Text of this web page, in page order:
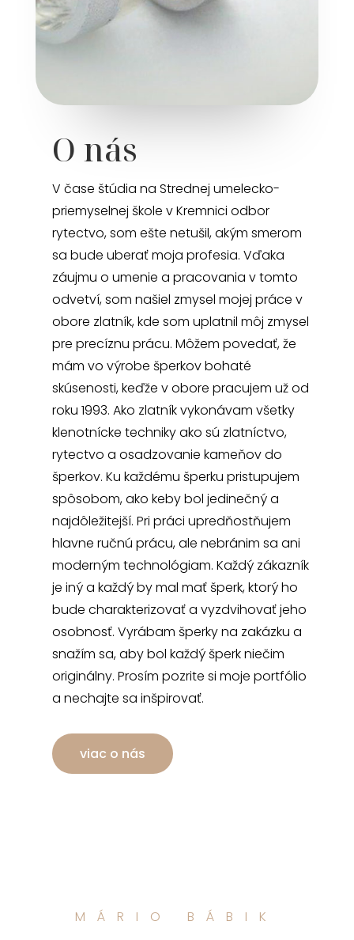
O nás
V čase štúdia na Strednej umelecko-
priemyselnej škole v Kremnici odbor
rytectvo, som ešte netušil, akým smerom
sa bude uberať moja profesia. Vďaka
záujmu o umenie a pracovania v tomto
odvetví, som našiel zmysel mojej práce v
obore zlatník, kde som uplatnil môj zmysel
pre precíznu prácu. Môžem povedať, že
mám vo výrobe šperkov bohaté
skúsenosti, keďže v obore pracujem už od
roku 1993. Ako zlatník vykonávam všetky
klenotnícke techniky ako sú zlatníctvo,
rytectvo a osadzovanie kameňov do
šperkov. Ku každému šperku pristupujem
spôsobom, ako keby bol jedinečný a
najdôležitejší. Pri práci upredňostňujem
hlavne ručnú prácu, ale nebránim sa ani
moderným technológiam. Každý zákazník
je iný a každý by mal mať šperk, ktorý ho
bude charakterizovať a vyzdvihovať jeho
osobnosť. Vyrábam šperky na zakázku a
snažím sa, aby bol každý šperk niečim
originálny. Prosím pozrite si moje portfólio
a nechajte sa inšpirovať.
viac o nás
MÁRIO BÁBIK